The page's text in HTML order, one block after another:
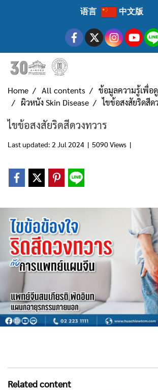
语言 中文版
Home All contents
ข้อมูลความรู้เพื่อ
ผิวหนัง Skin Disease
ไขข้อสงสัยริดสีด
ไขข้อสงสัยริดสีดวงทวาร
Last updated: 2 Jul 2024 | 5090 Views |
Related content